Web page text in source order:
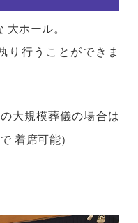
大ホール。
り行うことができま
大規模葬儀の場合は
着席可能）